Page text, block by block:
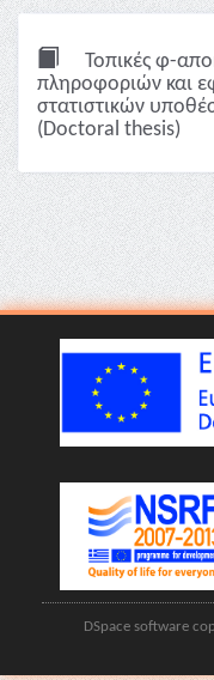
Τοπικές φ-
πληροφοριών και
στατιστικών
(Doctoral thesis)
DSpace software